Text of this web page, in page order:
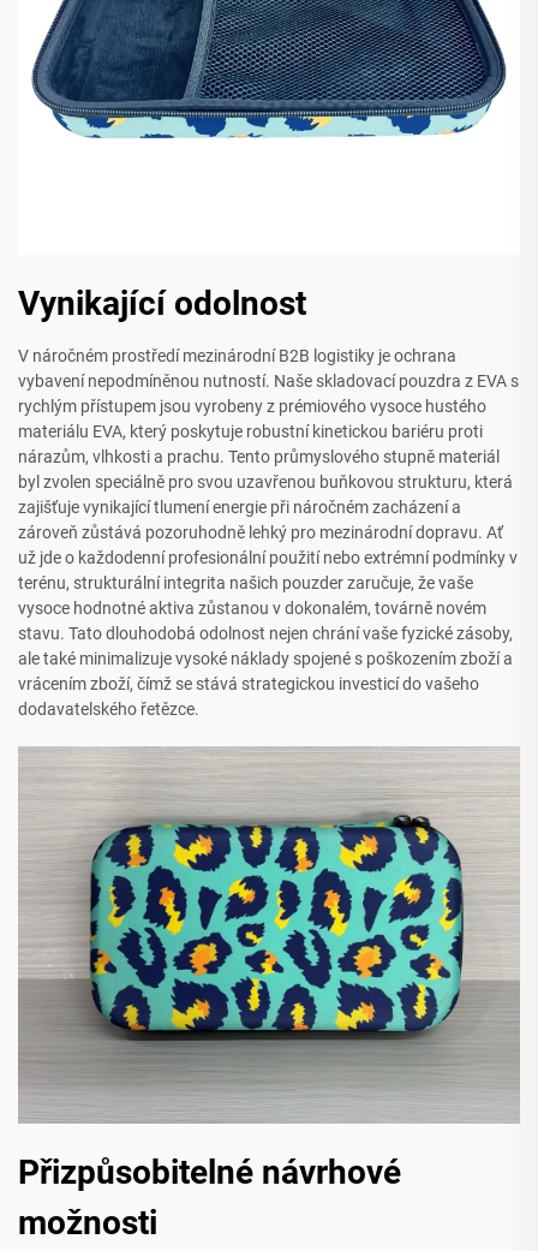
Vynikající odolnost
V náročném prostředí mezinárodní B2B logistiky je ochrana
vybavení nepodmíněnou nutností. Naše skladovací pouzdra z EVA s
rychlým přístupem jsou vyrobeny z prémiového vysoce hustého
materiálu EVA, který poskytuje robustní kinetickou bariéru proti
nárazům, vlhkosti a prachu. Tento průmyslového stupně materiál
byl zvolen speciálně pro svou uzavřenou buňkovou strukturu, která
zajišťuje vynikající tlumení energie při náročném zacházení a
zároveň zůstává pozoruhodně lehký pro mezinárodní dopravu. Ať
už jde o každodenní profesionální použití nebo extrémní podmínky v
terénu, strukturální integrita našich pouzder zaručuje, že vaše
vysoce hodnotné aktiva zůstanou v dokonalém, továrně novém
stavu. Tato dlouhodobá odolnost nejen chrání vaše fyzické zásoby,
ale také minimalizuje vysoké náklady spojené s poškozením zboží a
vrácením zboží, čímž se stává strategickou investicí do vašeho
dodavatelského řetězce.
Přizpůsobitelné návrhové
možnosti